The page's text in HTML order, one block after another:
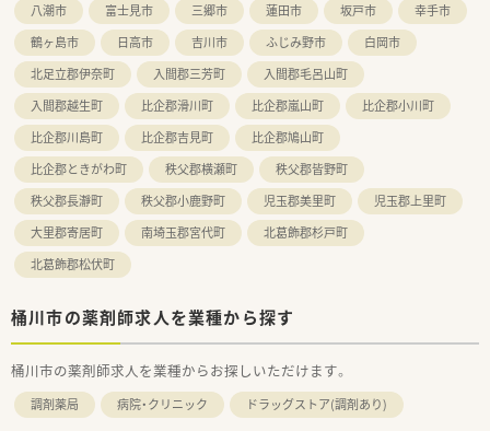
八潮市
富士見市 三郷市 蓮田市 坂戸市
幸手市
鶴ヶ島市
日高市 吉川市 ふじみ野市
白岡市
北足立郡伊奈町
入間郡三芳町
入間郡毛呂山町
入間郡越生町
比企郡滑川町 比企郡嵐山町
比企郡小川町
比企郡川島町
比企郡吉見町
比企郡鳩山町
比企郡ときがわ町
秩父郡横瀬町
秩父郡皆野町
秩父郡長瀞町
秩父郡小鹿野町 児玉郡美里町
児玉郡上里町
大里郡寄居町
南埼玉郡宮代町
北葛飾郡杉戸町
北葛飾郡松伏町
桶川市の薬剤師求人を業種から探す
桶川市の薬剤師求人を業種からお探しいただけます。
調剤薬局 病院・クリニック ドラッグストア(調剤あり)